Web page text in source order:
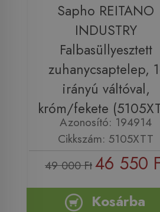
Sapho REITANO
INDUSTRY
Falbasüllyesztett
zuhanycsaptelep,
irányú váltóval,
króm/fekete
Azonosító: 194914
Cikkszám: 5105XTT
49 000 Ft46 550
Kosárba